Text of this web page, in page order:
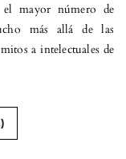
el mayor número de
más allá de las
a intelectuales de